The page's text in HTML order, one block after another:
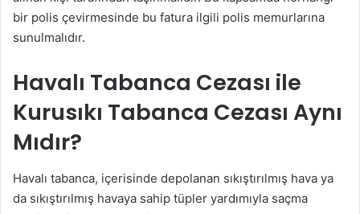
bir polis çevirmesinde bu fatura ilgili polis memurlarına
sunulmalıdır.
Havalı Tabanca Cezası ile
Kurusıkı Tabanca Cezası Aynı
Mıdır?
Havalı tabanca, içerisinde depolanan sıkıştırılmış hava ya
da sıkıştırılmış havaya sahip tüpler yardımıyla saçma